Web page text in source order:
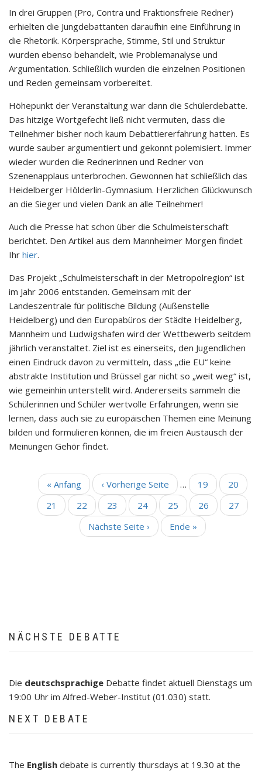
In drei Gruppen (Pro, Contra und Fraktionsfreie Redner)
erhielten die Jungdebattanten daraufhin eine Einführung in
die Rhetorik. Körpersprache, Stimme, Stil und Struktur
wurden ebenso behandelt, wie Problemanalyse und
Argumentation. Schließlich wurden die einzelnen Positionen
und Reden gemeinsam vorbereitet.
Höhepunkt der Veranstaltung war dann die Schülerdebatte.
Das hitzige Wortgefecht ließ nicht vermuten, dass die
Teilnehmer bisher noch kaum Debattiererfahrung hatten. Es
wurde sauber argumentiert und gekonnt polemisiert. Immer
wieder wurden die Rednerinnen und Redner von
Szenenapplaus unterbrochen. Gewonnen hat schließlich das
Heidelberger Hölderlin-Gymnasium. Herzlichen Glückwunsch
an die Sieger und vielen Dank an alle Teilnehmer!
Auch die Presse hat schon über die Schulmeisterschaft
berichtet. Den Artikel aus dem Mannheimer Morgen findet
Ihr hier.
Das Projekt „Schulmeisterschaft in der Metropolregion“ ist
im Jahr 2006 entstanden. Gemeinsam mit der
Landeszentrale für politische Bildung (Außenstelle
Heidelberg) und den Europabüros der Städte Heidelberg,
Mannheim und Ludwigshafen wird der Wettbewerb seitdem
jährlich veranstaltet. Ziel ist es einerseits, den Jugendlichen
einen Eindruck davon zu vermitteln, dass „die EU“ keine
abstrakte Institution und Brüssel gar nicht so „weit weg“ ist,
wie gemeinhin unterstellt wird. Andererseits sammeln die
Schülerinnen und Schüler wertvolle Erfahrungen, wenn sie
lernen, dass auch sie zu europäischen Themen eine Meinung
bilden und formulieren können, die im freien Austausch der
Meinungen Gehör findet.
SEITENNUMMERIERUNG
Erste
Seite
« Anfang
Vorherige
Seite
‹ Vorherige Seite … Seite
19 Seite
20
Seite
21 Seite
22 Seite
23
Aktuelle
Seite
24 Seite
25 Seite
26 Seite
27
Nächste
Seite
Nächste Seite ›
Letzte
Seite
Ende »
NÄCHSTE DEBATTE
Die deutschsprachige Debatte findet aktuell Dienstags um
19:00 Uhr im Alfred-Weber-Institut (01.030) statt.
NEXT DEBATE
The English debate is currently thursdays at 19.30 at the